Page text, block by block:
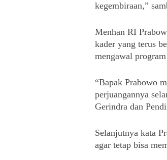
kegembiraan,”
Menhan RI
kader yang terus
mengawal
“Bapak Prabowo
perjuangannya
Gerindra dan
Selanjutnya kata
agar tetap bisa